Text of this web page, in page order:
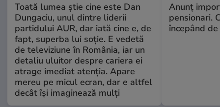
Toată lumea știe cine este Dan
Dungaciu, unul dintre liderii
partidului AUR, dar iată cine e, de
fapt, superba lui soție. E vedetă
de televiziune în România, iar un
detaliu uluitor despre cariera ei
atrage imediat atenția. Apare
mereu pe micul ecran, dar e altfel
decât își imaginează mulți
Anunț
pensionari.
începând